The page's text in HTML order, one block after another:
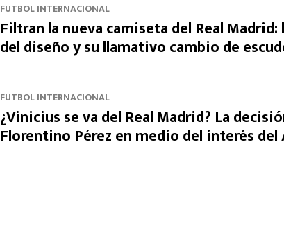
FUTBOL INTERNACIONAL
Filtran la nueva camiseta del Real
del diseño y su llamativo cambio de
FUTBOL INTERNACIONAL
¿Vinicius se va del Real Madrid? La
Florentino Pérez en medio del interés del